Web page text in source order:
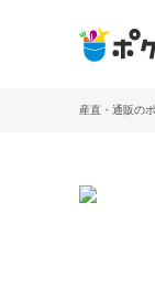
産直・通販の